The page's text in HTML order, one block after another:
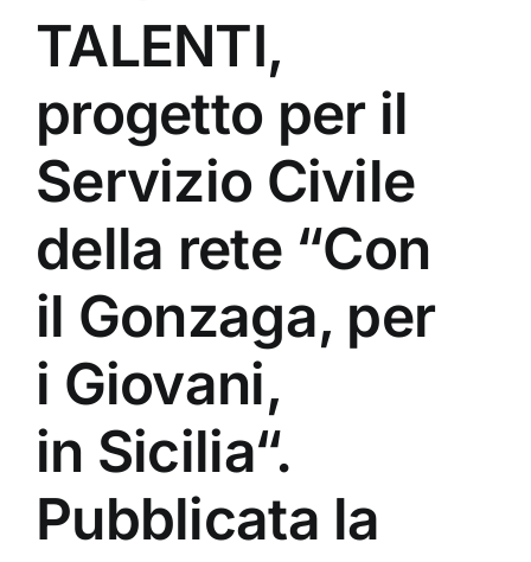
TALENTI,
progetto per il
Servizio Civile
della rete “Con
il Gonzaga, per
i Giovani,
in Sicilia“.
Pubblicata la